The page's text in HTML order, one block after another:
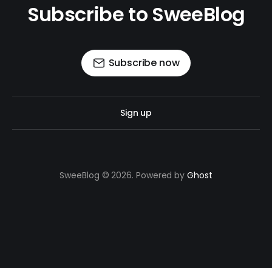
Subscribe to SweeBlog
Subscribe now
Sign up
SweeBlog © 2026. Powered byGhost